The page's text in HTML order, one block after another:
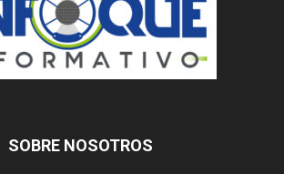
SOBRE NOSOTROS